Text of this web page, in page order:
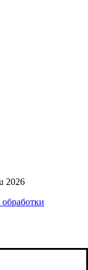
2026
, вы
Как запретить